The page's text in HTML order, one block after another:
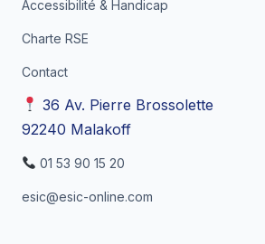
Accessibilité & Handicap
Charte RSE
Contact
36 Av. Pierre Brossolette
92240 Malakoff
01 53 90 15 20
esic@esic-online.com